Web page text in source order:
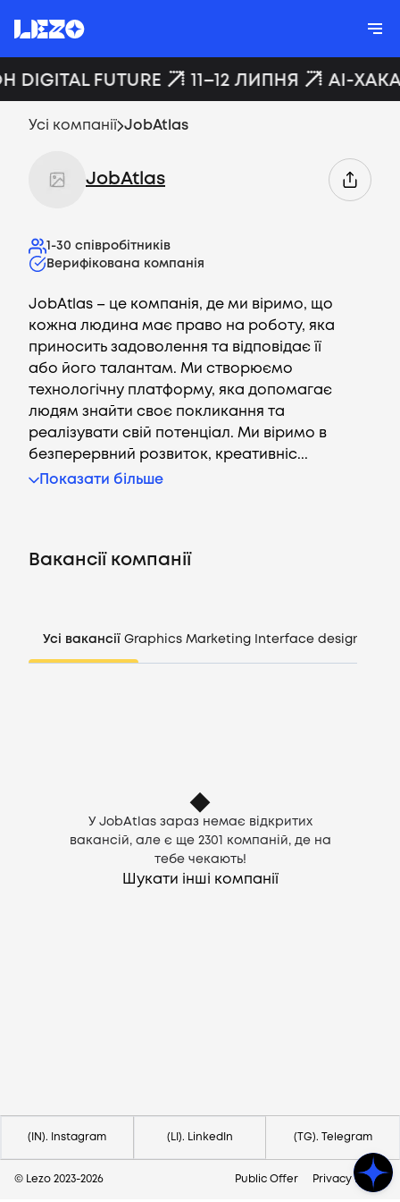
UA
DIGITAL FUTURE 11–12 ЛИПНЯ AI-
Усі компанії JobAtlas
JobAtlas
1-30 співробітників
Верифікована компанія
JobAtlas – це компанія, де ми віримо, що
кожна людина має право на роботу, яка
приносить задоволення та відповідає її
або його талантам. Ми створюємо
технологічну платформу, яка допомагає
людям знайти своє покликання та
реалізувати свій потенціал. Ми віримо в
безперервний розвиток, креативніс...
Показати більше
Вакансії компанії
Усі вакансії Graphics Marketing Interface design
У JobAtlas зараз немає відкритих
вакансій, але є ще 2301
компаній, де на
тебе чекають!
Шукати інші компанії
(IN). Instagram (LI). LinkedIn (TG). Telegram
© Lezo 2023-2026 Public Offer Privacy Policy